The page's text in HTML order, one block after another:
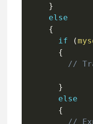
}
else
{
if
(
{
//
}
else
{
//